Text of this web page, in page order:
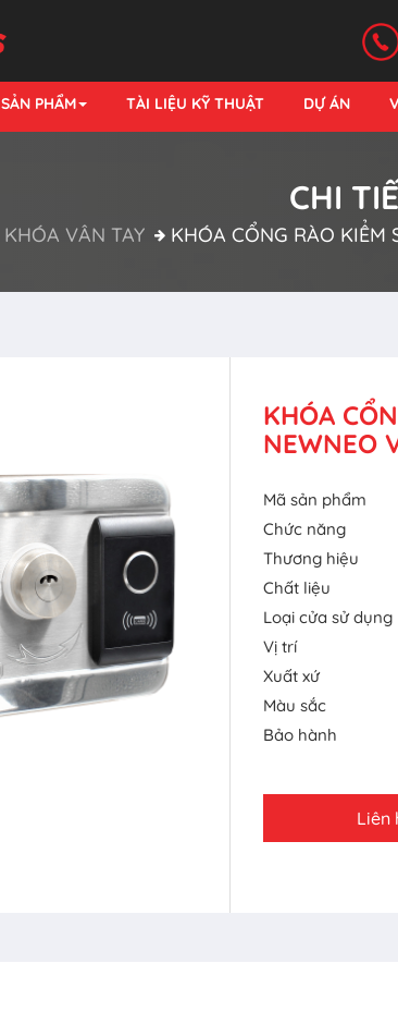
SẢN PHẨM TÀI LIỆU KỸ THUẬT DỰ ÁN
CHI
KHÓA VÂN TAY KHÓA CỔNG RÀO KIỂM
KHÓA
NEWNEO
Mã sản phẩm
Chức năng
Thương hiệu
Chất liệu
Loại cửa sử dụng
Vị trí
Xuất xứ
Màu sắc
Bảo hành
Liên